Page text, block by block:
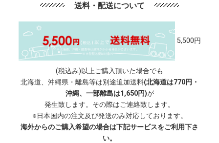
送料・配送について
5,500円
(税込み)以上ご購入頂いた場合でも
北海道、沖縄県・離島等は別途追加送料(北海道は770円・
沖縄、一部離島は1,650円)が
発生致します。その際はご連絡致します。
※日本国内の注文及び発送のみ対応しております。
海外からのご購入希望の場合は下記サービスをご利用下さ
い。